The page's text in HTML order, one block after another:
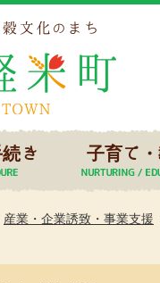
き 子育て
産業・企業誘致・事業支援